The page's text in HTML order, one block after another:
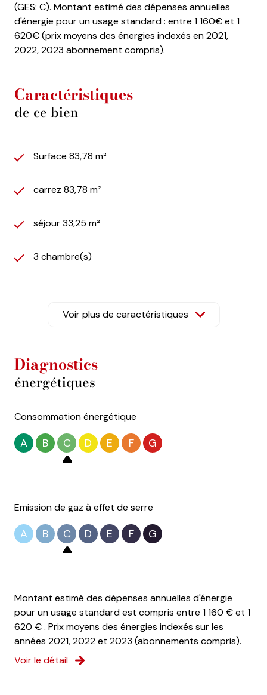
(GES: C). Montant estimé des dépenses annuelles
d'énergie pour un usage standard : entre 1 160€ et 1
620€ (prix moyens des énergies indexés en 2021,
2022, 2023 abonnement compris).
Caractéristiques
de ce bien
Surface 83,78 m²
carrez 83,78 m²
séjour 33,25 m²
3 chambre(s)
construit en 2003
cuisine américaine (équipée)
Chauffage individuel : chaudière (gaz de ville)
1 garage(s)
exposition Sud-Est
3ème étage
3 étage(s)
cave
terrasse
Voir plus de caractéristiques
Diagnostics
énergétiques
Consommation énergétique
A B C D E F G
Emission de gaz à effet de serre
A B C D E F G
Montant estimé des dépenses annuelles d'énergie
pour un usage standard est compris entre 1 160 € et 1
620 € . Prix moyens des énergies indexés sur les
années 2021, 2022 et 2023 (abonnements compris).
Voir le détail